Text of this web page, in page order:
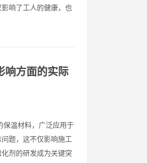
响了工人的健康，也
响方面的实际
保温材料，广泛应用于
题，这不仅影响施工
剂的研发成为关键突